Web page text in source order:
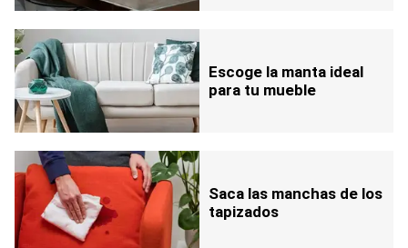
Escoge la manta ideal
para tu mueble
Saca las manchas de los
tapizados